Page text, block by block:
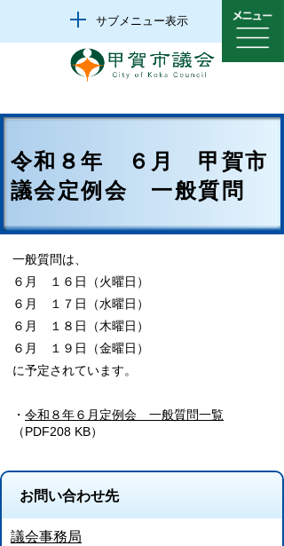
サブメニュー表示
令和８年 ６月 甲賀市
議会定例会 一般質問
一般質問は、
６月 １６日（火曜日）
６月 １７日（水曜日）
６月 １８日（木曜日）
６月 １９日（金曜日）
に予定されています。
・ 令和８年６月定例会 一般質問一覧
（PDF208 KB）
お問い合わせ先
議会事務局